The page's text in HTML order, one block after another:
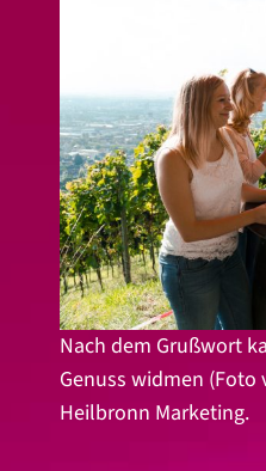
Nach dem Grußwort
Genuss widmen (Foto
Heilbronn Marketing.